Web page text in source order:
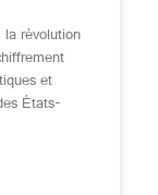
révolution
et
États-